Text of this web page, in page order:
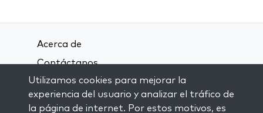
Acerca de
Contáctanos
Términos y condiciones
Política de privacidad
Utilizamos cookies para mejorar la
experiencia del usuario y analizar el tráfico de
la página de internet. Por estos motivos, es